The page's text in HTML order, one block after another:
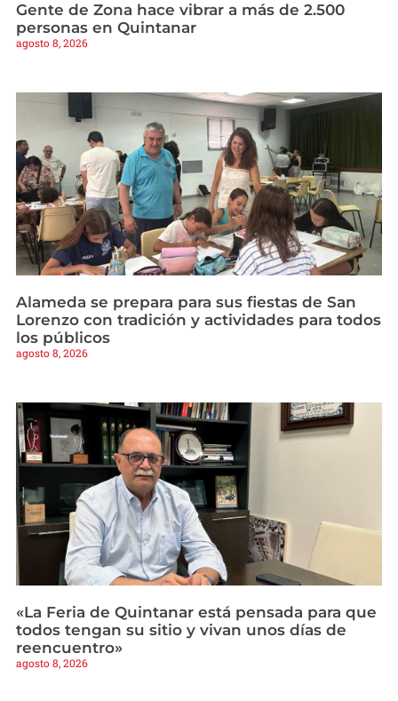
Gente de Zona hace vibrar a más de 2.500
personas en Quintanar
agosto 8, 2026
Alameda se prepara para sus fiestas de San
Lorenzo con tradición y actividades para todos
los públicos
agosto 8, 2026
«La Feria de Quintanar está pensada para que
todos tengan su sitio y vivan unos días de
reencuentro»
agosto 8, 2026